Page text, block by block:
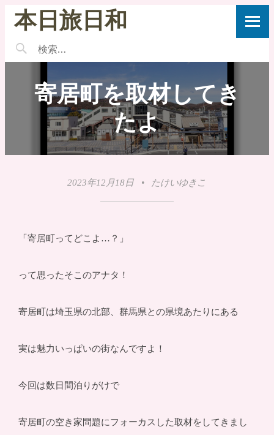
本日旅日和
寄居町を取材してき
たよ
2023年12月18日 • たけいゆきこ
「寄居町ってどこよ…？」
って思ったそこのアナタ！
寄居町は埼玉県の北部、群馬県との県境あたりにある
実は魅力いっぱいの街なんですよ！
今回は数日間泊りがけで
寄居町の空き家問題にフォーカスした取材をしてきまし